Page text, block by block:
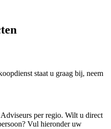
staat u graag bij, neem
per regio. Wilt u direct
Vul hieronder uw